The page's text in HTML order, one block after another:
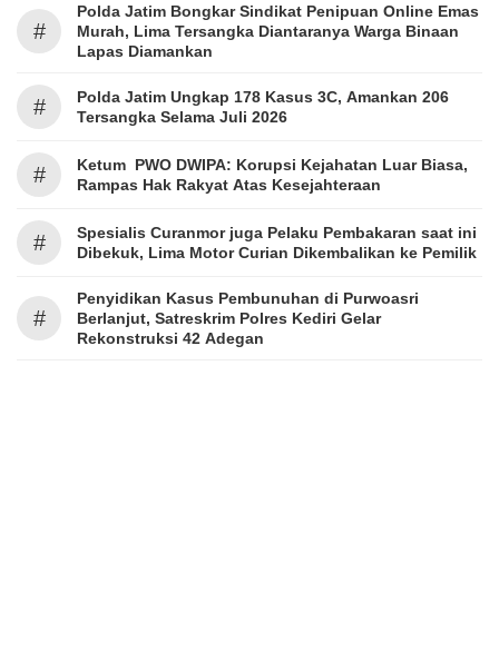
#
Polda Jatim Bongkar Sindikat Penipuan Online Emas
Murah, Lima Tersangka Diantaranya Warga Binaan
Lapas Diamankan
#
Polda Jatim Ungkap 178 Kasus 3C, Amankan 206
Tersangka Selama Juli 2026
#
Ketum PWO DWIPA: Korupsi Kejahatan Luar Biasa,
Rampas Hak Rakyat Atas Kesejahteraan
#
Spesialis Curanmor juga Pelaku Pembakaran saat ini
Dibekuk, Lima Motor Curian Dikembalikan ke Pemilik
#
Penyidikan Kasus Pembunuhan di Purwoasri
Berlanjut, Satreskrim Polres Kediri Gelar
Rekonstruksi 42 Adegan